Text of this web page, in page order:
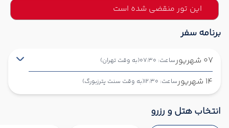
این تور منقضی شده است
برنامه سفر
07 شهریور ساعت: 07:30 (به وقت تهران)
14 شهریور ساعت: 12:30 (به وقت سنت پترزبورگ)
شروع سفر
انتخاب هتل و رزرو